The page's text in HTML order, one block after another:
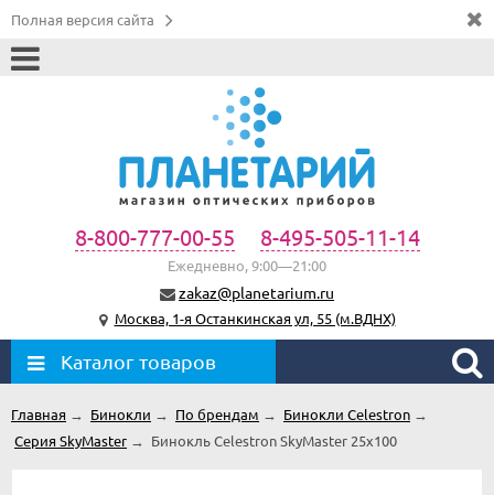
Полная версия сайта
8-800-777-00-55 8-495-505-11-14
Ежедневно, 9:00—21:00
zakaz@planetarium.ru
Москва, 1-я Останкинская ул, 55 (м.ВДНХ)
Каталог товаров
Главная → Бинокли → По брендам → Бинокли Celestron →
Серия SkyMaster → Бинокль Celestron SkyMaster 25x100